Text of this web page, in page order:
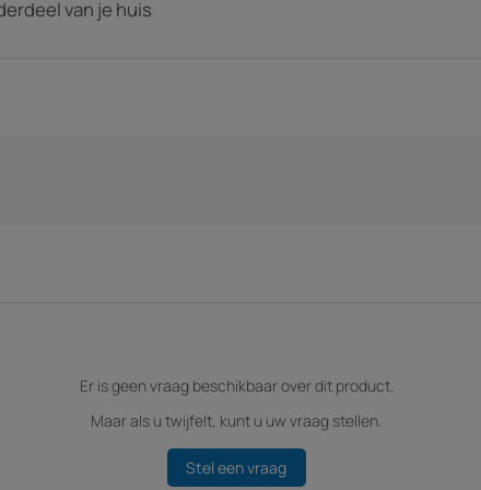
van je huis
Er is geen vraag beschikbaar over dit product.
Maar als u twijfelt, kunt u uw vraag stellen.
Stel een vraag